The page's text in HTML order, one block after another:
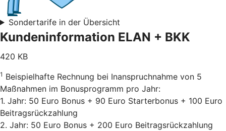
Sondertarife in der Übersicht
Kundeninformation ELAN + BKK
420 KB
1 Beispielhafte Rechnung bei Inanspruchnahme von 5
Maßnahmen im Bonusprogramm pro Jahr:
1. Jahr: 50 Euro Bonus + 90 Euro Starterbonus + 100 Euro
Beitragsrückzahlung
2. Jahr: 50 Euro Bonus + 200 Euro Beitragsrückzahlung